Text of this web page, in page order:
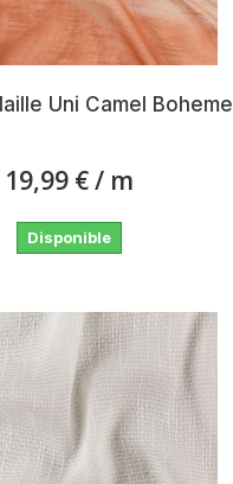
Uni Camel Boheme
19,99 €/ m
Disponible